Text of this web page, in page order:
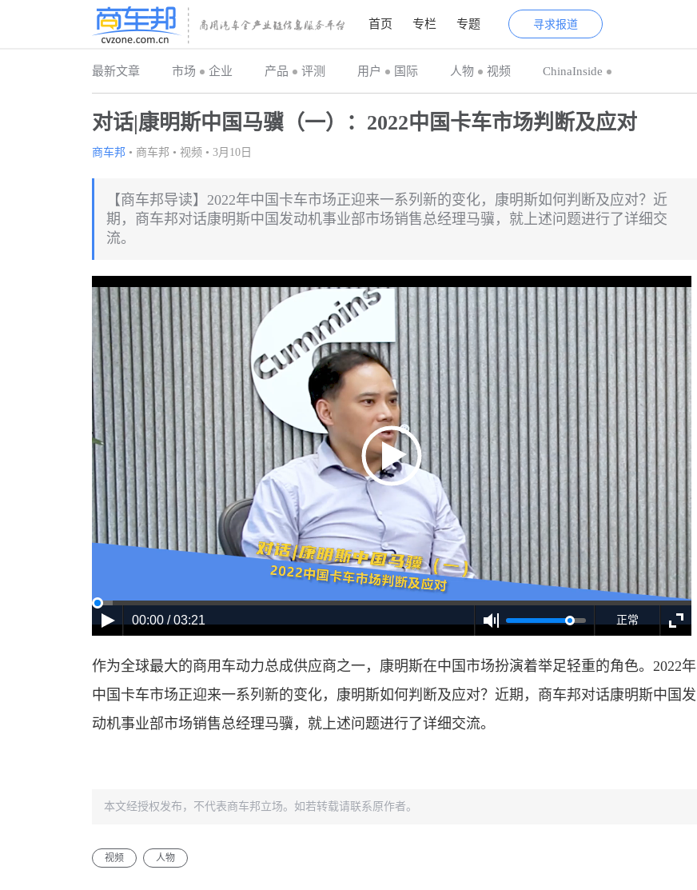
首页 专栏 专题 寻求报道
最新文章 市场 企业 产品 评测 用户 国际 人物 视频 ChinaInside
对话|康明斯中国马骥（一）：2022中国卡车市场判断及应对
商车邦 • 商车邦 • 视频 • 3月10日
【商车邦导读】2022年中国卡车市场正迎来一系列新的变化，康明斯如何判断及应对？近
期，商车邦对话康明斯中国发动机事业部市场销售总经理马骥，就上述问题进行了详细交
流。
00:00 / 03:21 正常
作为全球最大的商用车动力总成供应商之一，康明斯在中国市场扮演着举足轻重的角色。2022年
中国卡车市场正迎来一系列新的变化，康明斯如何判断及应对？近期，商车邦对话康明斯中国发
动机事业部市场销售总经理马骥，就上述问题进行了详细交流。
本文经授权发布，不代表商车邦立场。如若转载请联系原作者。
视频 人物